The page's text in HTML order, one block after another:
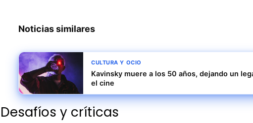
Noticias similares
CULTURA Y OCIO
Kavinsky muere a los 50 años, dejando un
el cine
Desafíos y críticas